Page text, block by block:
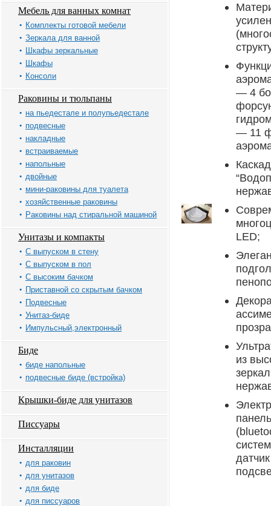
Мебель для ванных комнат
Комплекты готовой мебели
Зеркала для ванной
Шкафы зеркальные
Шкафы
Консоли
Раковины и тюльпаны
на пьедестале и полупьедестале
подвесные
накладные
встраиваемые
напольные
двойные
мини-раковины для туалета
хозяйственные раковины
Раковины над стиральной машиной
Унитазы и компакты
С выпуском в стену
С выпуском в пол
С высоким бачком
Приставной со скрытым бачком
Подвесные
Унитаз-биде
Импульсный,электронный
Биде
биде напольные
подвесные биде (встройка)
Крышки-биде для унитазов
Писсуары
Инсталляции
для раковин
для унитазов
для биде
для писсуаров
— 4
— 11
LED;
из